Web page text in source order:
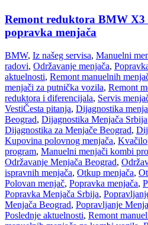
Remont reduktora BMW X3
popravka menjača
BMW, Iz našeg servisa, Manuelni
radovi, Održavanje menjača,
aktuelnosti, Remont manuelnih
menjači za putnička vozila, Remont
reduktora i diferencijala, Servis
VestiČesta pitanja, Dijagnostika
Beograd, Dijagnostika Menjača Srbija
Dijagnostika za Menjače Beograd,
Kupovina polovnog menjača, Kvačilo
program, Manuelni menjači kombi
Održavanje Menjača Beograd,
ispravnih menjača, Otkup menjača,
Polovan menjač, Popravka menjača,
Popravka Menjača Srbija,
Menjača Beograd, Popravljanje
Poslednje aktuelnosti, Remont